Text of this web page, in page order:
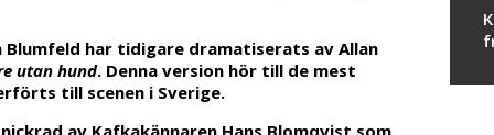
har tidigare dramatiserats av Allan
utan hund. Denna version hör till de mest
till scenen i Sverige.
av Kafkakännaren Hans Blomqvist som